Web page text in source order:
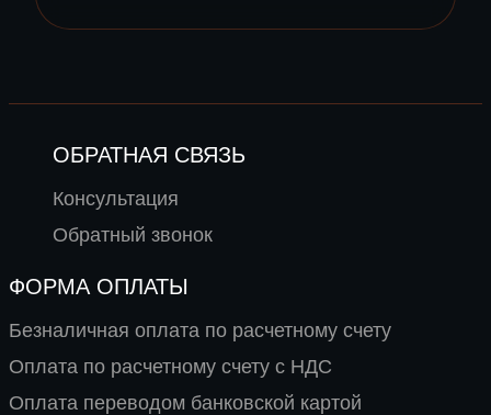
ОБРАТНАЯ СВЯЗЬ
Консультация
Обратный звонок
ФОРМА ОПЛАТЫ
Безналичная оплата по расчетному счету
Оплата по расчетному счету с НДС
Оплата переводом банковской картой